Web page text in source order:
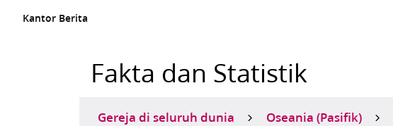
Kantor Berita
Fakta dan Statistik
Gereja di seluruh dunia Oseania (Pasifik)